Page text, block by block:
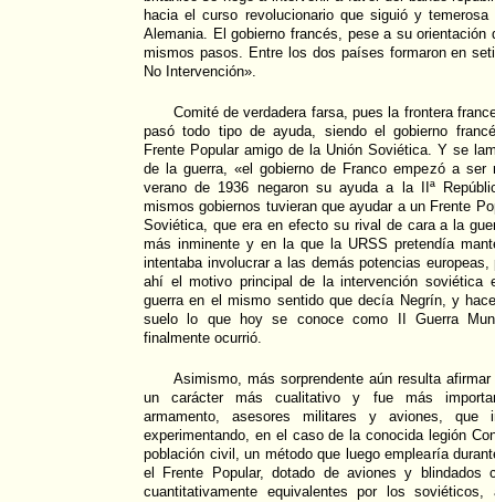
hacia el curso revolucionario que siguió y
Alemania. El gobierno francés, pese a su orientación
mismos pasos. Entre los dos países formaron en
No Intervención».
Comité de verdadera farsa, pues la frontera
pasó todo tipo de ayuda, siendo el gobierno
Frente Popular amigo de la Unión Soviética. Y se
de la guerra, «el gobierno de Franco empezó a ser
verano de 1936 negaron su ayuda a la IIª
mismos gobiernos tuvieran que ayudar a un Frente
Soviética, que era en efecto su rival de cara a la
más inminente y en la que la URSS pretendía
intentaba involucrar a las demás potencias
ahí el motivo principal de la intervención soviética
guerra en el mismo sentido que decía Negrín, y
suelo lo que hoy se conoce como II Guerra
finalmente ocurrió.
Asimismo, más sorprendente aún resulta
un carácter más cualitativo y fue más
armamento, asesores militares y aviones, que
experimentando, en el caso de la conocida legión
población civil, un método que luego emplearía
el Frente Popular, dotado de aviones y blindados
cuantitativamente equivalentes por los soviéticos,